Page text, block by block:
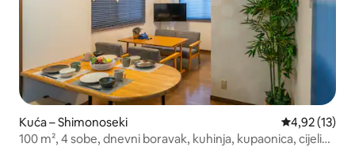
Kuća – Shimonoseki Prosječna
4,92 (13)
100 m², 4 sobe, dnevni boravak, kuhinja, kupaonica, cijeli